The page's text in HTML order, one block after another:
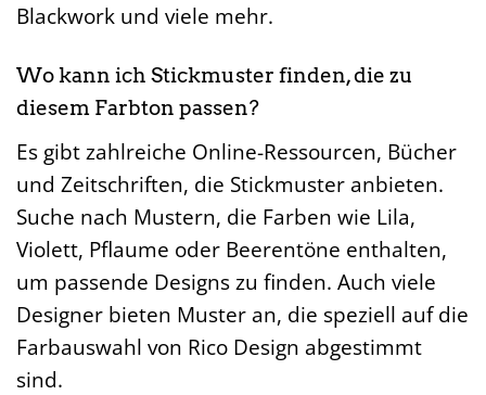
Blackwork und viele mehr.
Wo kann ich Stickmuster finden, die zu
diesem Farbton passen?
Es gibt zahlreiche Online-Ressourcen, Bücher
und Zeitschriften, die Stickmuster anbieten.
Suche nach Mustern, die Farben wie Lila,
Violett, Pflaume oder Beerentöne enthalten,
um passende Designs zu finden. Auch viele
Designer bieten Muster an, die speziell auf die
Farbauswahl von Rico Design abgestimmt
sind.